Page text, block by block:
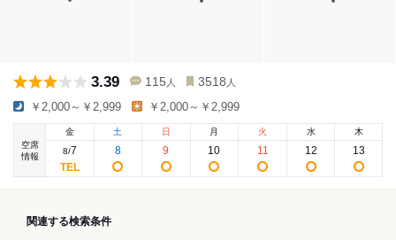
3.39 115 人 3518 人
￥2,000～￥2,999 ￥2,000～￥2,999
空席
情報
金
8/7
土
8
日
9
月
10
火
11
水
12
木
13
関連する検索条件